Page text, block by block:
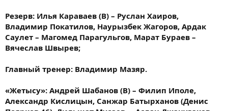
Резерв: Илья Караваев (В) – Руслан Хаиров,
Владимир Покатилов, Наурызбек Жагоров, Ардак
Саулет – Магомед Парагульгов, Марат Бураев –
Вячеслав Швырев;
Главный тренер: Владимир Мазяр.
«Жетысу»: Андрей Шабанов (В) – Филип Иполе,
Александр Кислицын, Санжар Батырханов (Денис